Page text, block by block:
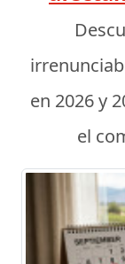
en 2026 y
el